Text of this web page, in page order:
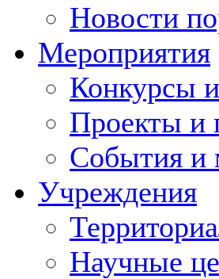
Новости
Мероприятия
Конкурсы
Проекты и
События и
Учреждения
Научные